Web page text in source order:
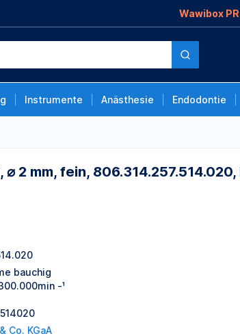
Wawibox
Instrumente Anästhesie Endodontie
⌀ 2 mm, fein,
bauchig
-¹
Co. KGaA